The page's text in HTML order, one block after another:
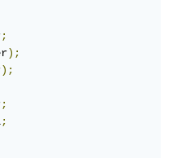
;
);
);
;
;